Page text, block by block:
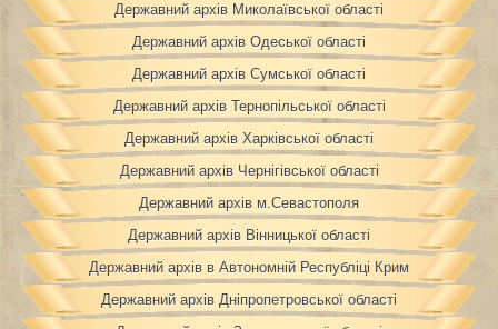
Державний архів Миколаївської області
Державний архів Одеської області
Державний архів Сумської області
Державний архів Тернопільської області
Державний архів Харківської області
Державний архів Чернігівської області
Державний архів м.Севастополя
Державний архів Вінницької області
Державний архів в Автономній Республіці Крим
Державний архів Дніпропетровської області